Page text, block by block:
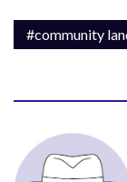
#community